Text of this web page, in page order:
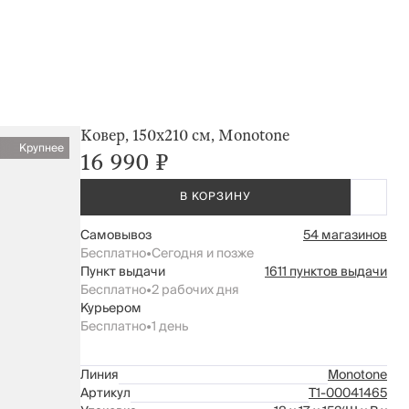
Крупнее
Ковер, 150х210 см, Monotone
16 990 ₽
В КОРЗИНУ
Самовывоз
54 магазинов
Бесплатно•Сегодня и позже
Пункт выдачи
1611 пунктов выдачи
Бесплатно•2 рабочих дня
Курьером
Бесплатно•1 день
Линия
Monotone
Артикул
Т1-00041465